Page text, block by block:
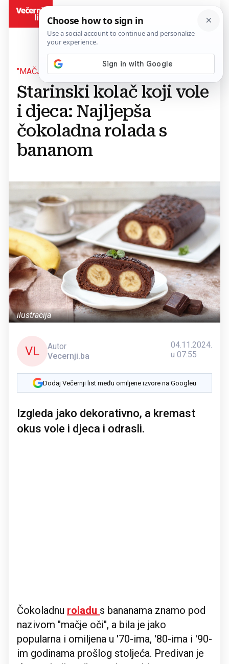
"MAČJE OČI"
Starinski kolač koji vole
i djeca: Najljepša
čokoladna rolada s
bananom
ilustracija
VL
Autor
Vecernji.ba
04.11.2024.
u 07:55
Dodaj Večernji list među omiljene izvore na Googleu
Izgleda jako dekorativno, a kremast
okus vole i djeca i odrasli.
Čokoladnu roladu s bananama znamo pod
nazivom "mačje oči", a bila je jako
popularna i omiljena u '70-ima, '80-ima i '90-
im godinama prošlog stoljeća. Predivan je